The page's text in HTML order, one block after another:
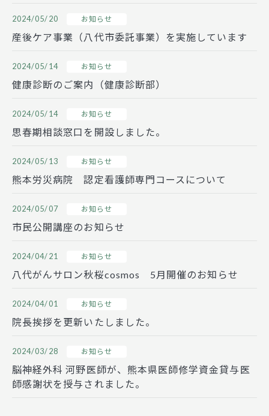
2024/05/20 お知らせ
産後ケア事業（八代市委託事業）を実施しています
2024/05/14 お知らせ
健康診断のご案内（健康診断部）
2024/05/14 お知らせ
思春期相談窓口を開設しました。
2024/05/13 お知らせ
熊本労災病院 認定看護師専門コースについて
2024/05/07 お知らせ
市民公開講座のお知らせ
2024/04/21 お知らせ
八代がんサロン秋桜cosmos 5月開催のお知らせ
2024/04/01 お知らせ
院長挨拶を更新いたしました。
2024/03/28 お知らせ
脳神経外科 河野医師が、熊本県医師修学資金貸与医
師感謝状を授与されました。